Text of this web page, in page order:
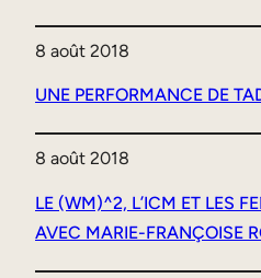
8 août 2018
UNE PERFORMANCE DE
8 août 2018
LE (WM)^2, L’ICM ET LES
AVEC MARIE-FRANÇOISE